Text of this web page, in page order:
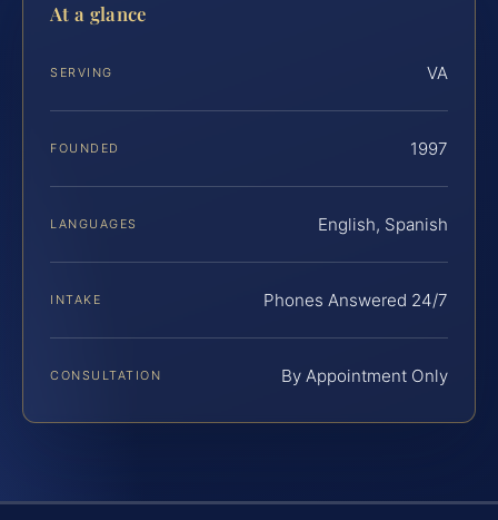
At a glance
SERVING VA
FOUNDED 1997
LANGUAGES English, Spanish
INTAKE Phones Answered 24/7
CONSULTATION By Appointment Only